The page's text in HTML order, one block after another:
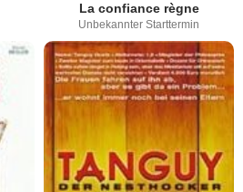
La confiance règne
Unbekannter Starttermin